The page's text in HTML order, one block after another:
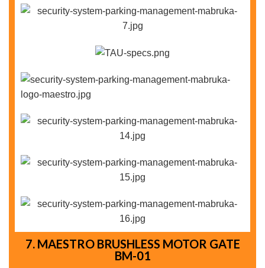
7. MAESTRO BRUSHLESS MOTOR GATE
BM-01